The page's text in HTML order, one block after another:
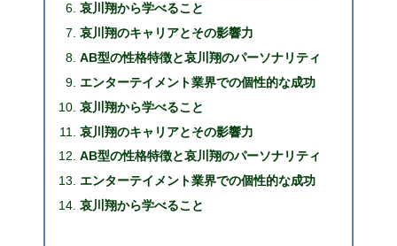
哀川翔から学べること
哀川翔のキャリアとその影響力
AB型の性格特徴と哀川翔のパーソナリティ
エンターテイメント業界での個性的な成功
哀川翔から学べること
哀川翔のキャリアとその影響力
AB型の性格特徴と哀川翔のパーソナリティ
エンターテイメント業界での個性的な成功
哀川翔から学べること